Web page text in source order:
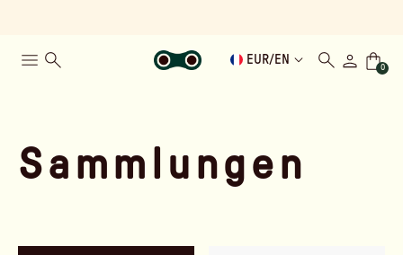
EUR/ EN
0
Sammlungen